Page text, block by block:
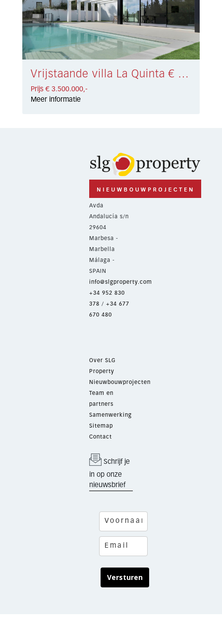
Vrijstaande villa La Quinta € 3.500.000,-
Prijs € 3.500.000,-
Meer informatie
Avda
Andalucía s/n
29604
Marbesa -
Marbella
Málaga -
SPAIN
info@slgproperty.com
+34 952 830
378 / +34 677
670 480
Over SLG
Property
Nieuwbouwprojecten
Team en
partners
Samenwerking
Sitemap
Contact
Schrijf je
in op onze
nieuwsbrief
Versturen